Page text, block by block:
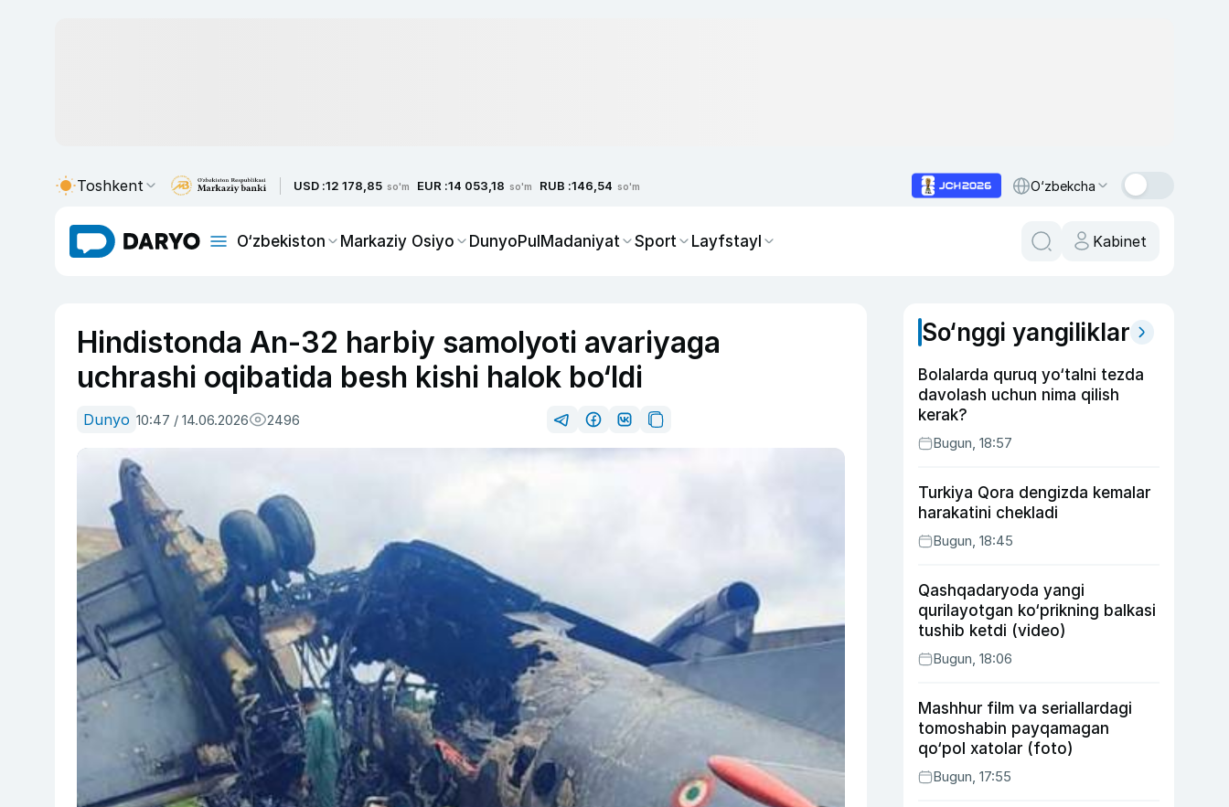
Toshkent USD :12 178,85 so'm EUR :14 053,18 so'm RUB :146,54 so'm O‘zbekcha
O‘zbekiston Markaziy Osiyo DunyoPulMadaniyat Sport Layfstayl Kabinet
Hindistonda An-32 harbiy samolyoti avariyaga
uchrashi oqibatida besh kishi halok bo‘ldi
Dunyo 10:47 / 14.06.2026 2496
So‘nggi yangiliklar
Bolalarda quruq yo‘talni tezda
davolash uchun nima qilish
kerak?
Bugun, 18:57
Turkiya Qora dengizda kemalar
harakatini chekladi
Bugun, 18:45
Qashqadaryoda yangi
qurilayotgan ko‘prikning balkasi
tushib ketdi (video)
Bugun, 18:06
Mashhur film va seriallardagi
tomoshabin payqamagan
qo‘pol xatolar (foto)
Bugun, 17:55